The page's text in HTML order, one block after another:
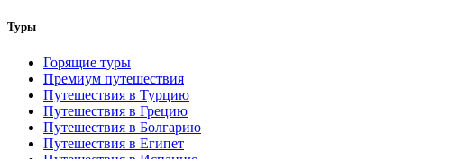
Туры
Горящие туры
Премиум путешествия
Путешествия в Турцию
Путешествия в Грецию
Путешествия в Болгарию
Путешествия в Египет